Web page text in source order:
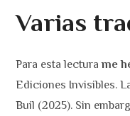
Varias
Para esta lecturame
Ediciones Invisibles.
Buil (2025). Sin